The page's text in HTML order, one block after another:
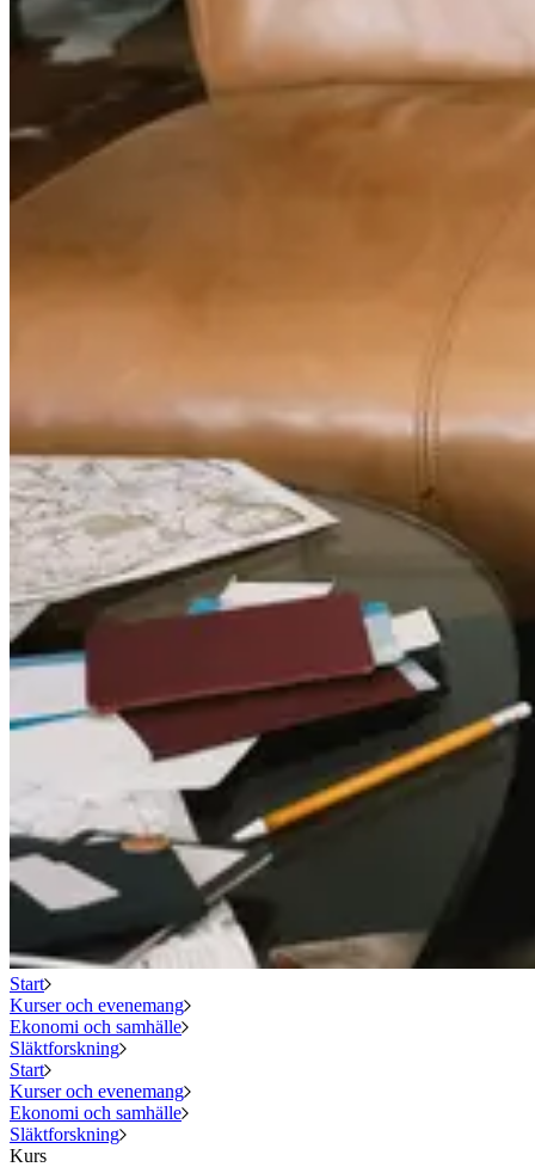
Start
Kurser och evenemang
Ekonomi och samhälle
Släktforskning
Start
Kurser och evenemang
Ekonomi och samhälle
Släktforskning
Kurs